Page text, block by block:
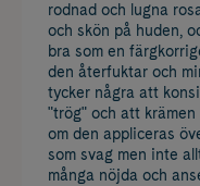
rodnad och lugna
och skön på huden,
bra som en
den återfuktar och
tycker några att
"trög" och att
om den appliceras
som svag men inte
många nöjda och